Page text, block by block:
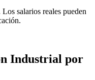
salarios reales pueden
Industrial por